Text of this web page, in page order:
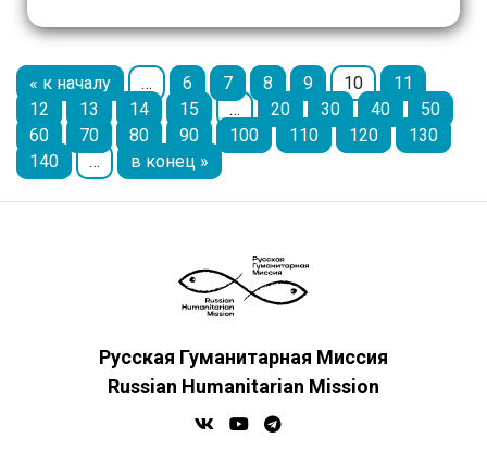
Курс, […]
« к началу … 6 7 8 9 10
11
12
13 14 15 … 20 30 40
50
60
70 80 90 100 110 120
130
140
… в конец »
Русская Гуманитарная Миссия
Russian Humanitarian Mission